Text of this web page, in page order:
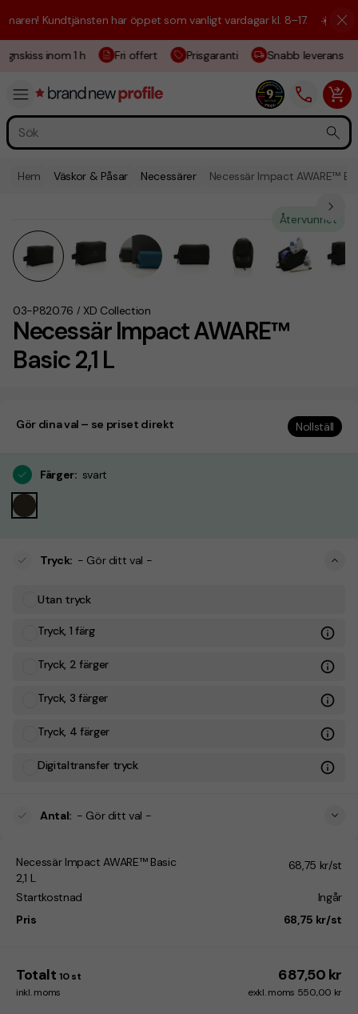
Kundtjänsten har öppet som vanligt vardagar kl. 8–17. ☀️ Vi är
inom 1 h Fri offert Prisgaranti Snabb leverans
Hem Väskor & Påsar Necessärer Necessär Impact AWARE™
Necessär Impact AWARE™
Basic 2,1 L
03-P820.76 / XD Collection
Återvunnet
Gör dina val – se priset direkt Nollställ
Färger: svart
Tryck: - Gör ditt val -
Utan tryck
Tryck, 1 färg
Tryck, 2 färger
Tryck, 3 färger
Tryck, 4 färger
Digitaltransfer tryck
Antal: - Gör ditt val -
Necessär Impact AWARE™ Basic
2,1 L
68,75 kr/st
Startkostnad
Ingår
Pris
68,75 kr/st
Totalt 10 st 687,50 kr
inkl. moms exkl. moms 550,00 kr